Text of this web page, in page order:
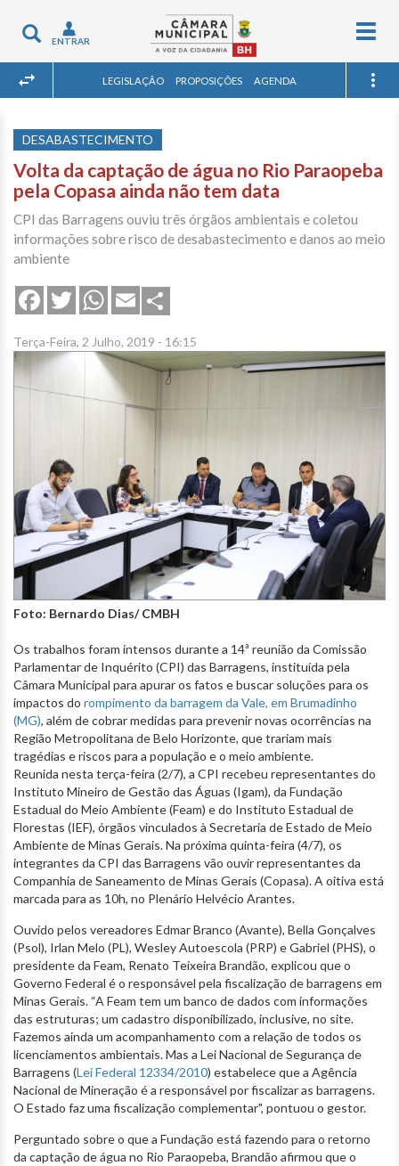
Toggle
navigation
ENTRAR
LEGISLAÇÃO PROPOSIÇÕES AGENDA
DESABASTECIMENTO
Volta da captação de água no Rio Paraopeba
pela Copasa ainda não tem data
CPI das Barragens ouviu três órgãos ambientais e coletou
informações sobre risco de desabastecimento e danos ao meio
ambiente
FacebookTwitterWhatsApp
Email
Terça-Feira, 2 Julho, 2019 - 16:15
Foto: Bernardo Dias/ CMBH
Os trabalhos foram intensos durante a 14ª reunião da Comissão
Parlamentar de Inquérito (CPI) das Barragens, instituída pela
Câmara Municipal para apurar os fatos e buscar soluções para os
impactos do rompimento da barragem da Vale, em Brumadinho
(MG), além de cobrar medidas para prevenir novas ocorrências na
Região Metropolitana de Belo Horizonte, que trariam mais
tragédias e riscos para a população e o meio ambiente.
Reunida nesta terça-feira (2/7), a CPI recebeu representantes do
Instituto Mineiro de Gestão das Águas (Igam), da Fundação
Estadual do Meio Ambiente (Feam) e do Instituto Estadual de
Florestas (IEF), órgãos vinculados à Secretaria de Estado de Meio
Ambiente de Minas Gerais. Na próxima quinta-feira (4/7), os
integrantes da CPI das Barragens vão ouvir representantes da
Companhia de Saneamento de Minas Gerais (Copasa). A oitiva está
marcada para as 10h, no Plenário Helvécio Arantes.
Ouvido pelos vereadores Edmar Branco (Avante), Bella Gonçalves
(Psol), Irlan Melo (PL), Wesley Autoescola (PRP) e Gabriel (PHS), o
presidente da Feam, Renato Teixeira Brandão, explicou que o
Governo Federal é o responsável pela fiscalização de barragens em
Minas Gerais. “A Feam tem um banco de dados com informações
das estruturas; um cadastro disponibilizado, inclusive, no site.
Fazemos ainda um acompanhamento com a relação de todos os
licenciamentos ambientais. Mas a Lei Nacional de Segurança de
Barragens (Lei Federal 12334/2010) estabelece que a Agência
Nacional de Mineração é a responsável por fiscalizar as barragens.
O Estado faz uma fiscalização complementar", pontuou o gestor.
Perguntado sobre o que a Fundação está fazendo para o retorno
da captação de água no Rio Paraopeba, Brandão afirmou que o